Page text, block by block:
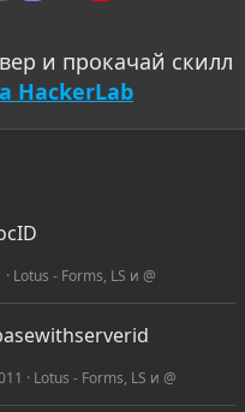
и прокачай скилл
HackerLab
Lotus - Forms, LS и @
Lotus - Forms, LS и @